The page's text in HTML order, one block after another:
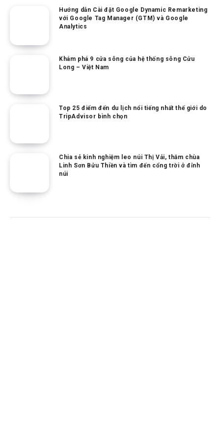
Hướng dẫn Cài đặt Google Dynamic Remarketing
với Google Tag Manager (GTM) và Google
Analytics
Khám phá 9 cửa sông của hệ thống sông Cửu
Long – Việt Nam
Top 25 điểm đến du lịch nổi tiếng nhất thế giới do
TripAdvisor bình chọn
Chia sẻ kinh nghiệm leo núi Thị Vải, thăm chùa
Linh Sơn Bửu Thiền và tìm đến cổng trời ở đỉnh
núi